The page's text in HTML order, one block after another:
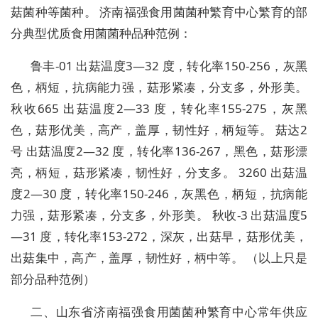
菇菌种等菌种。 济南福强食用菌菌种繁育中心繁育的部
分典型优质食用菌菌种品种范例：
鲁丰-01 出菇温度3—32 度，转化率150-256，灰黑
色，柄短，抗病能力强，菇形紧凑，分支多，外形美。
秋收665 出菇温度2—33 度，转化率155-275，灰黑
色，菇形优美，高产，盖厚，韧性好，柄短等。 菇达2
号 出菇温度2—32 度，转化率136-267，黑色，菇形漂
亮，柄短，菇形紧凑，韧性好，分支多。 3260 出菇温
度2—30 度，转化率150-246，灰黑色，柄短，抗病能
力强，菇形紧凑，分支多，外形美。 秋收-3 出菇温度5
—31 度，转化率153-272，深灰，出菇早，菇形优美，
出菇集中，高产，盖厚，韧性好，柄中等。 （以上只是
部分品种范例）
二、山东省济南福强食用菌菌种繁育中心常年供应